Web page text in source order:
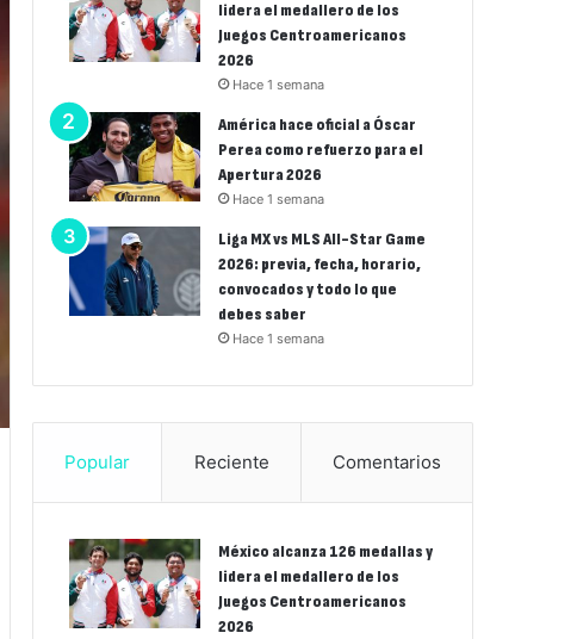
lidera el medallero de los
Juegos Centroamericanos
2026
Hace 1 semana
América hace oficial a Óscar
Perea como refuerzo para el
Apertura 2026
Hace 1 semana
Liga MX vs MLS All-Star Game
2026: previa, fecha, horario,
convocados y todo lo que
debes saber
Hace 1 semana
Popular Reciente Comentarios
México alcanza 126 medallas y
lidera el medallero de los
Juegos Centroamericanos
2026